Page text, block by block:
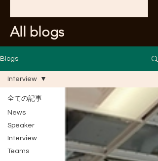
​All blogs
Blogs
全ての記事
News
Speaker
Interview
Teams
Interview